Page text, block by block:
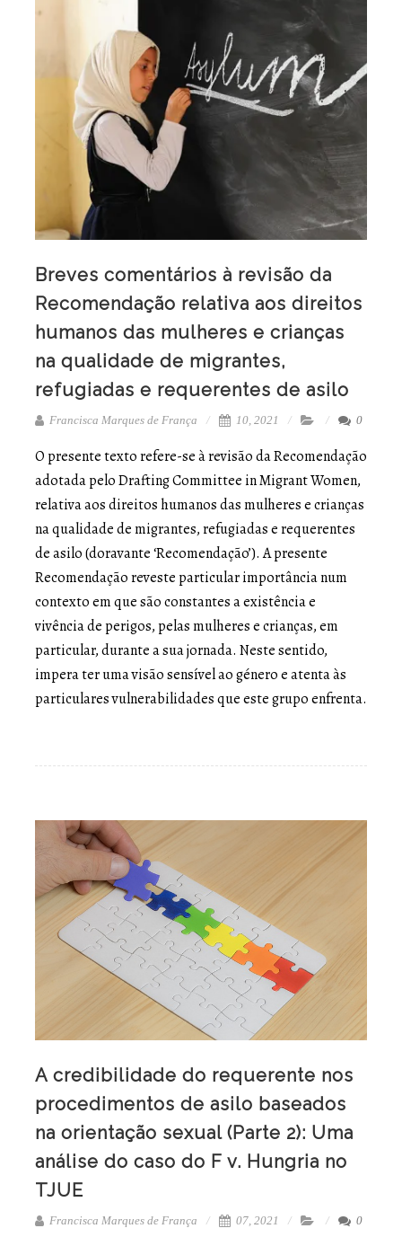
Breves comentários à revisão da
Recomendação relativa aos direitos
humanos das mulheres e crianças
na qualidade de migrantes,
refugiadas e requerentes de asilo
Francisca Marques de França 10, 2021 0
O presente texto refere-se à revisão da Recomendação
adotada pelo Drafting Committee in Migrant Women,
relativa aos direitos humanos das mulheres e crianças
na qualidade de migrantes, refugiadas e requerentes
de asilo (doravante ‘Recomendação’). A presente
Recomendação reveste particular importância num
contexto em que são constantes a existência e
vivência de perigos, pelas mulheres e crianças, em
particular, durante a sua jornada. Neste sentido,
impera ter uma visão sensível ao género e atenta às
particulares vulnerabilidades que este grupo enfrenta.
A credibilidade do requerente nos
procedimentos de asilo baseados
na orientação sexual (Parte 2): Uma
análise do caso do F v. Hungria no
TJUE
Francisca Marques de França 07, 2021 0